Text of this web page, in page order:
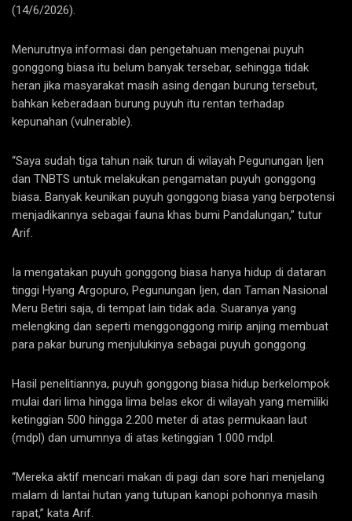
(14/6/2026).
Menurutnya informasi dan pengetahuan mengenai puyuh
gonggong biasa itu belum banyak tersebar, sehingga tidak
heran jika masyarakat masih asing dengan burung tersebut,
bahkan keberadaan burung puyuh itu rentan terhadap
kepunahan (vulnerable).
“Saya sudah tiga tahun naik turun di wilayah Pegunungan Ijen
dan TNBTS untuk melakukan pengamatan puyuh gonggong
biasa. Banyak keunikan puyuh gonggong biasa yang berpotensi
menjadikannya sebagai fauna khas bumi Pandalungan,” tutur
Arif.
Ia mengatakan puyuh gonggong biasa hanya hidup di dataran
tinggi Hyang Argopuro, Pegunungan Ijen, dan Taman Nasional
Meru Betiri saja, di tempat lain tidak ada. Suaranya yang
melengking dan seperti menggonggong mirip anjing membuat
para pakar burung menjulukinya sebagai puyuh gonggong.
Hasil penelitiannya, puyuh gonggong biasa hidup berkelompok
mulai dari lima hingga lima belas ekor di wilayah yang memiliki
ketinggian 500 hingga 2.200 meter di atas permukaan laut
(mdpl) dan umumnya di atas ketinggian 1.000 mdpl.
“Mereka aktif mencari makan di pagi dan sore hari menjelang
malam di lantai hutan yang tutupan kanopi pohonnya masih
rapat,” kata Arif.